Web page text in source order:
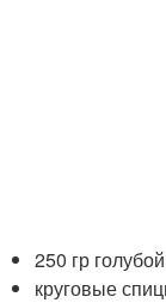
250 гр
круговые